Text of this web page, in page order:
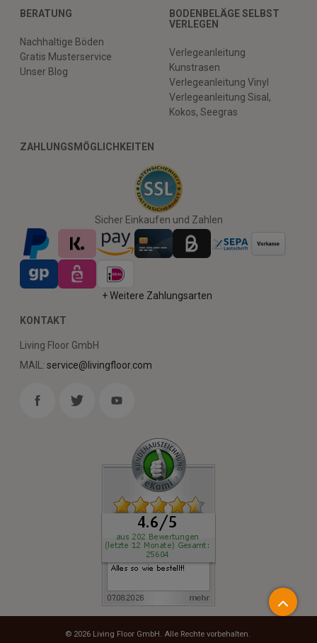
BERATUNG
Nachhaltige Böden
Gratis Musterservice
Unser Blog
BODENBELÄGE SELBST
VERLEGEN
Verlegeanleitung
Kunstrasen
Verlegeanleitung Vinyl
Verlegeanleitung Sisal,
Kokos, Seegras
ZAHLUNGSMÖGLICHKEITEN
Sicher Einkaufen und Zahlen
+ Weitere Zahlungsarten
KONTAKT
Living Floor GmbH
MAIL: service@livingfloor.com
© 2026 Living Floor GmbH. Alle Rechte vorbehalten.